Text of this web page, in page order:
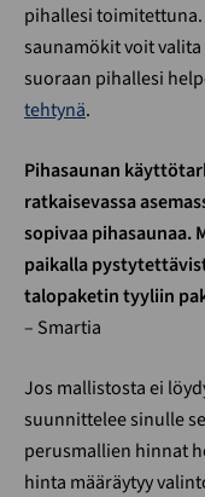
pihallesi
saunamökit voit
suoraan pihallesi
tehtynä.
Pihasaunan
ratkaisevassa
sopivaa pihasaunaa.
paikalla
talopaketin tyyliin
– Smartia
Jos mallistosta ei
suunnittelee sinulle
perusmallien hinnat
hinta määräytyy